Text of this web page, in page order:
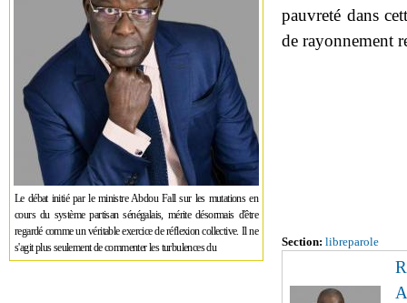
Le débat initié par le ministre Abdou Fall sur les mutations en
cours du système partisan sénégalais, mérite désormais d'être
regardé comme un véritable exercice de réflexion collective. Il ne
s'agit plus seulement de commenter les turbulences du
pauvreté dans
de rayonnement
Section: libreparole